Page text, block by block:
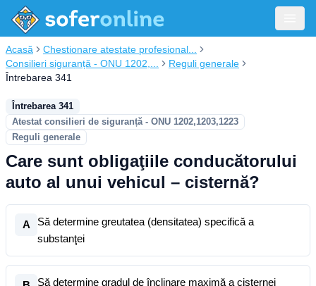
Acasă
Chestionare atestate profesional...
Consilieri siguranță - ONU 1202,...
Reguli generale
Întrebarea 341
Întrebarea 341
Atestat consilieri de siguranță - ONU 1202,1203,1223
Reguli generale
Care sunt obligaţiile conducătorului
auto al unui vehicul – cisternă?
A
Să determine greutatea (densitatea) specifică a
substanţei
Să determine gradul de înclinare maximă a cisternei